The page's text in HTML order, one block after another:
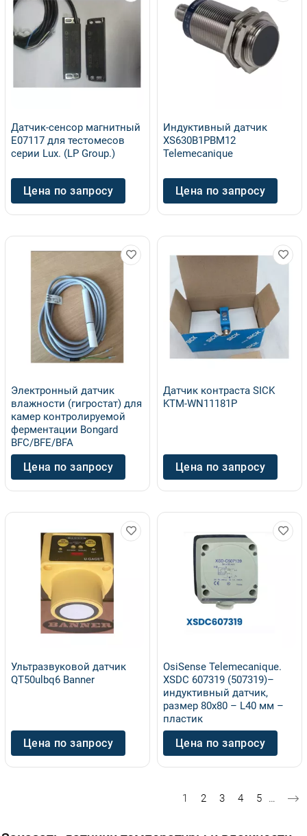
Датчик-сенсор магнитный
Е07117 для тестомесов
серии Lux. (LP Group.)
Цена по запросу
Индуктивный датчик
XS630B1PBM12
Telemecanique
Цена по запросу
Электронный датчик
влажности (гигростат) для
камер контролируемой
ферментации Bongard
BFC/BFE/BFA
Цена по запросу
Датчик контраста SICK
KTM-WN11181P
Цена по запросу
Ультразвуковой датчик
QT50ulbq6 Banner
Цена по запросу
OsiSense Telemecanique.
XSDC 607319 (507319)–
индуктивный дaтчик,
размер 80x80 – L40 мм –
пластик
Цена по запросу
Текущая страница
1 Страница
2 Страница
3 Страница
4 Страница
5